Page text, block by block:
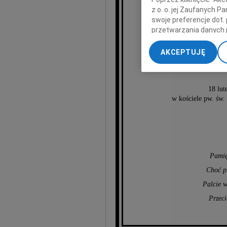
18
w kościele pw.
Choć
Palcie
z o. o. jej Zaufanych
swoje preferencje dot.
przetwarzania danych
„Ustawienia
My, nasi Zaufani
dokładnych danych
Przechowywanie
treści, badnie
AKCEPTUJĘ